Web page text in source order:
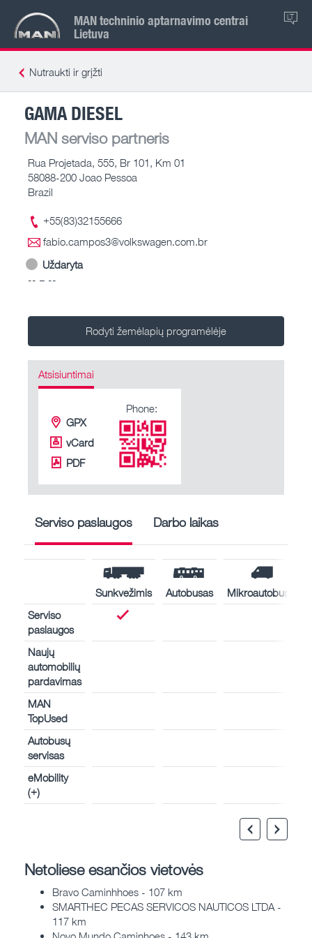
MAN techninio aptarnavimo centrai
Lietuva
LT
Nutraukti ir grįžti
GAMA DIESEL
MAN serviso partneris
Rua Projetada, 555, Br 101, Km 01
58088-200 Joao Pessoa
Brazil
+55(83)32155666
fabio.campos3@volkswagen.com.br
Uždaryta
-- – --
Rodyti žemėlapių programėlėje
Atsisiuntimai
GPX
vCard
PDF
Phone:
Serviso paslaugos Darbo laikas
Sunkvežimis Autobusas
Mikroautobusas
Serviso
paslaugos
Naujų
automobilių
pardavimas
MAN
TopUsed
Autobusų
servisas
eMobility
(+)
Netoliese esančios vietovės
Bravo Caminhhoes - 107 km
SMARTHEC PECAS SERVICOS NAUTICOS LTDA -
117 km